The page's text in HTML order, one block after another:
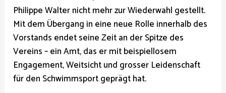
Philippe Walter nicht mehr zur Wiederwahl gestellt.
Mit dem Übergang in eine neue Rolle innerhalb des
Vorstands endet seine Zeit an der Spitze des
Vereins – ein Amt, das er mit beispiellosem
Engagement, Weitsicht und grosser Leidenschaft
für den Schwimmsport geprägt hat.